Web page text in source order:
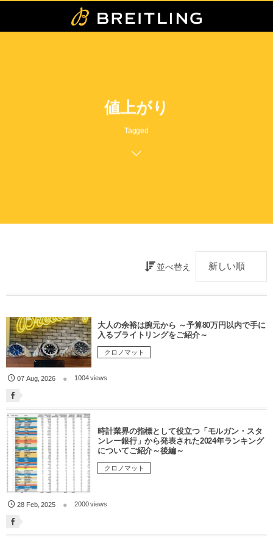
値上がり
Tagged
並べ替え
大人の余裕は腕元から ～予算80万円以内で手に
入るブライトリングをご紹介～
クロノマット
07 Aug,2026 1004 views
時計業界の指標として役立つ「モルガン・スタ
ンレー銀行」から発表された2024年ランキング
についてご紹介～後編～
クロノマット
28 Feb,2025 2000 views